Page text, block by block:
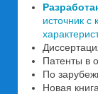
источник
Патенты в
По
Новая